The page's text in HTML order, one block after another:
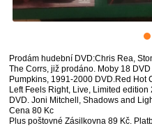
Prodám hudební DVD:Chris Rea,
The Corrs, již prodáno. Moby 18
Pumpkins, 1991-2000 DVD.Red Hot
Left Feels Right, Live, Limited
DVD. Joni Mitchell, Shadows and
Cena 80 Kc
Plus poštovné Zásilkovna 89 Kč.